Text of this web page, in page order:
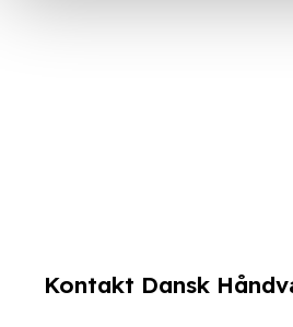
Kontakt Dansk